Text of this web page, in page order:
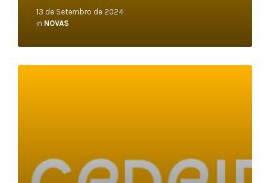
13 de Setembro de 2024
in NOVAS
Read